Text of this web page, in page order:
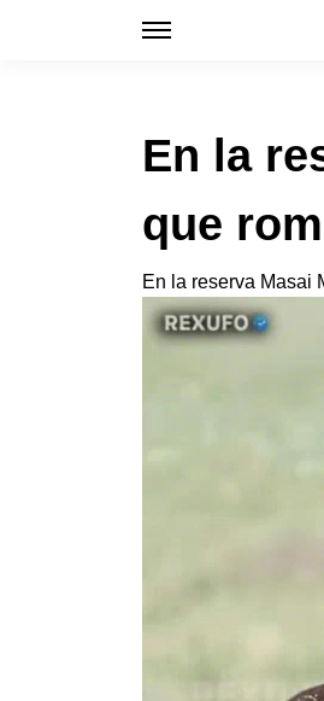
En la
que
En la reserva Masai